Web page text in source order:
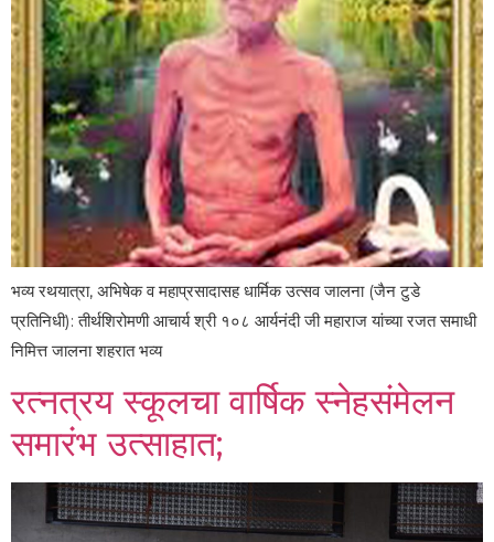
भव्य रथयात्रा, अभिषेक व महाप्रसादासह धार्मिक उत्सव जालना (जैन टुडे
प्रतिनिधी): तीर्थशिरोमणी आचार्य श्री १०८ आर्यनंदी जी महाराज यांच्या रजत समाधी
निमित्त जालना शहरात भव्य
रत्नत्रय स्कूलचा वार्षिक स्नेहसंमेलन
समारंभ उत्साहात;